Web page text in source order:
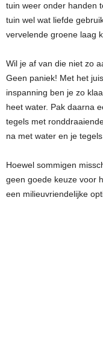
tuin weer onder handen
tuin wel wat liefde
vervelende groene laag
Wil je af van die niet zo
Geen paniek! Met het
inspanning ben je zo
heet water. Pak daarna
tegels met
na met water en je
Hoewel sommigen
geen goede keuze voor
een milieuvriendelijke